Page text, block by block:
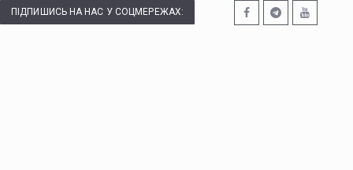
ПІДПИШИСЬ НА НАС У СОЦМЕРЕЖАХ: